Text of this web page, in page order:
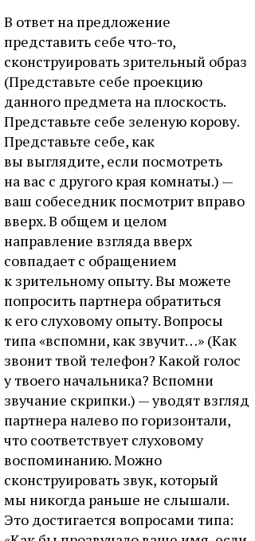
В ответ на предложение
представить себе что-то,
сконструировать зрительный образ
(Представьте себе проекцию
данного предмета на плоскость.
Представьте себе зеленую корову.
Представьте себе, как
вы выглядите, если посмотреть
на вас с другого края комнаты.) —
ваш собеседник посмотрит вправо
вверх. В общем и целом
направление взгляда вверх
совпадает с обращением
к зрительному опыту. Вы можете
попросить партнера обратиться
к его слуховому опыту. Вопросы
типа «вспомни, как звучит…» (Как
звонит твой телефон? Какой голос
у твоего начальника? Вспомни
звучание скрипки.) — уводят взгляд
партнера налево по горизонтали,
что соответствует слуховому
воспоминанию. Можно
сконструировать звук, который
мы никогда раньше не слышали.
Это достигается вопросами типа: